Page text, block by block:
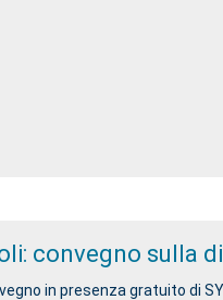
convegno sulla
in presenza gratuito di